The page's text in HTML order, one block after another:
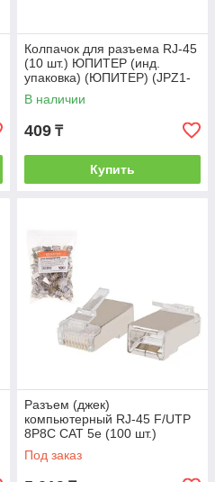
Колпачок для разъема RJ-45
(10 шт.) ЮПИТЕР (инд.
упаковка) (ЮПИТЕР) (JPZ1-
7307-10)
В наличии
409 ₸
Купить
Разъем (джек)
компьютерный RJ-45 F/UTP
8P8C CAT 5e (100 шт.)
ЮПИТЕР (ЮПИТЕР)
(JP7308)
Под заказ